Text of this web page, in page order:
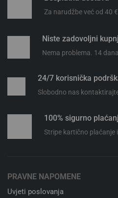
Za narudžbe već od 40 €
Niste zadovoljni
Nema problema. 14
24/7 korisnička
Slobodno nas
100% sigurno
Stripe kartično plaćanje
PRAVNE NAPOMENE
Uvjeti poslovanja